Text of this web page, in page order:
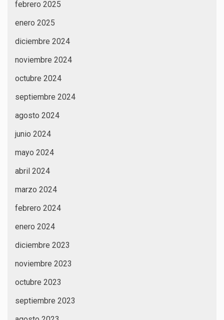
febrero 2025
enero 2025
diciembre 2024
noviembre 2024
octubre 2024
septiembre 2024
agosto 2024
junio 2024
mayo 2024
abril 2024
marzo 2024
febrero 2024
enero 2024
diciembre 2023
noviembre 2023
octubre 2023
septiembre 2023